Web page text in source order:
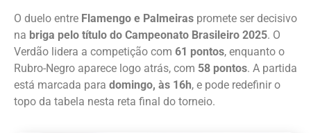
O duelo entre Flamengo e Palmeiras promete ser decisivo
na briga pelo título do Campeonato Brasileiro 2025. O
Verdão lidera a competição com 61 pontos, enquanto o
Rubro-Negro aparece logo atrás, com 58 pontos. A partida
está marcada para domingo, às 16h, e pode redefinir o
topo da tabela nesta reta final do torneio.